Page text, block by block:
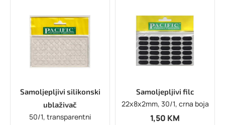
Samoljepljivi silikonski
ublaživač
50/1, transparentni
Samoljepljivi filc
22x8x2mm, 30/1, crna boja
1,50 KM